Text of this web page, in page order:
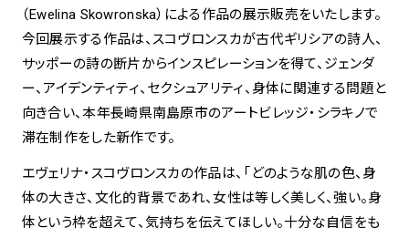
グランスタ東京店
spiral art gallery 名古屋
松坂屋
MoN Park Cafe by Spiral
（Ewelina Skowronska）による作品の展示販売をいたします。
今回展示する作品は、スコヴロンスカが古代ギリシアの詩人、
サッポーの詩の断片からインスピレーションを得て、ジェンダ
ー、アイデンティティ、セクシュアリティ、身体に関連する問題と
向き合い、本年長崎県南島原市のアートビレッジ・シラキノで
滞在制作をした新作です。
エヴェリナ・スコヴロンスカの作品は、「どのような肌の色、身
体の大きさ、文化的背景であれ、女性は等しく美しく、強い。身
体という枠を超えて、気持ちを伝えてほしい。十分な自信をも